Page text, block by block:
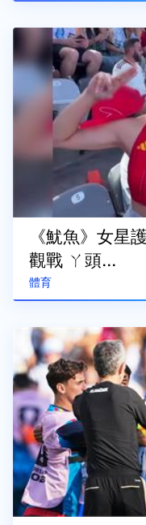
體育
《魷魚》女星
觀戰 ㄚ頭...